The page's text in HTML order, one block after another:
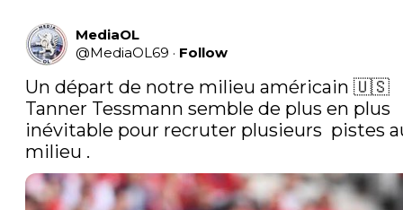
MediaOL
@MediaOL69 · Follow
Un départ de notre milieu américain 🇺🇸
Tanner Tessmann semble de plus en plus
inévitable pour recruter plusieurs  pistes
milieu .